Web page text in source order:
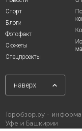
Спорт
Блоги
Фотофакт
Сюжеты
Спецпроекты
наверх
Горобзор.ру -
Уфе и Башкирии